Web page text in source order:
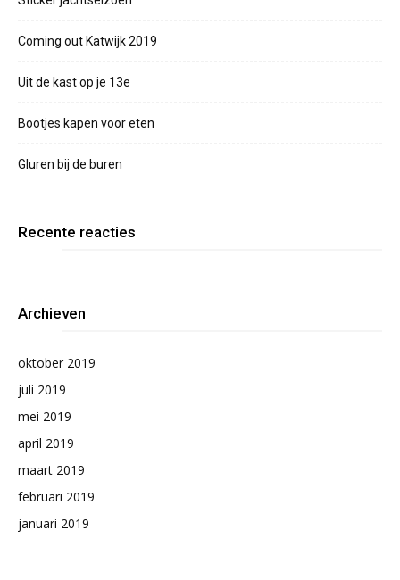
Coming out Katwijk 2019
Uit de kast op je 13e
Bootjes kapen voor eten
Gluren bij de buren
Recente reacties
Archieven
oktober 2019
juli 2019
mei 2019
april 2019
maart 2019
februari 2019
januari 2019